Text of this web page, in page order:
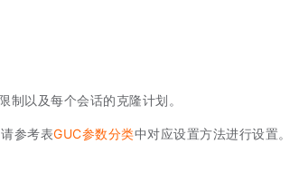
制以及每个会话的克隆计划。
参考表GUC参数分类中对应设置方法进行设置。